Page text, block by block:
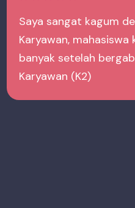
K2 membantu kami
saja, karena semua
marketing/rekruitmen
oleh tim Kuliah